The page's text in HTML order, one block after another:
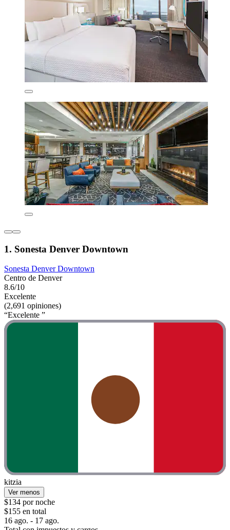
1. Sonesta Denver Downtown
Sonesta Denver Downtown
Centro de Denver
8.6/10
Excelente
(2,691 opiniones)
“Excelente ”
kitzia
Ver menos
$134 por noche
$155 en total
16 ago. - 17 ago.